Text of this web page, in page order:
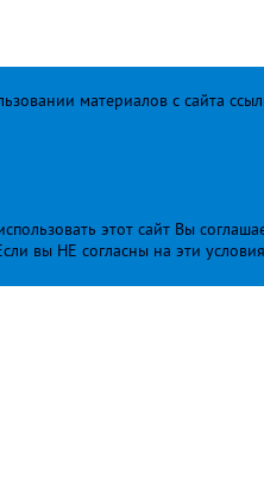
материалов с сайта
этот сайт Вы
вы НЕ согласны на эти